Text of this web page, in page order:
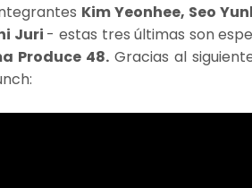
Kim Yeonhee, Seo
Juri - estas tres últimas son
Produce 48. Gracias al